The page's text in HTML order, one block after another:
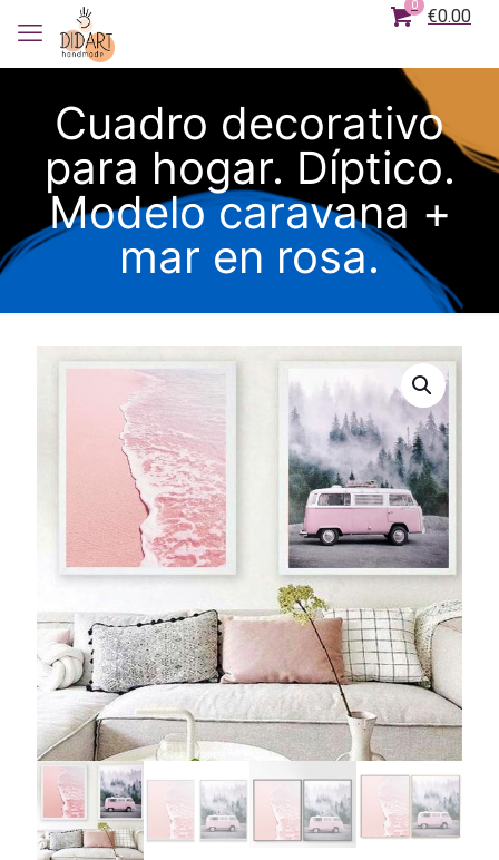
0
€0.00
Cuadro decorativo
para hogar. Díptico.
Modelo caravana +
mar en rosa.